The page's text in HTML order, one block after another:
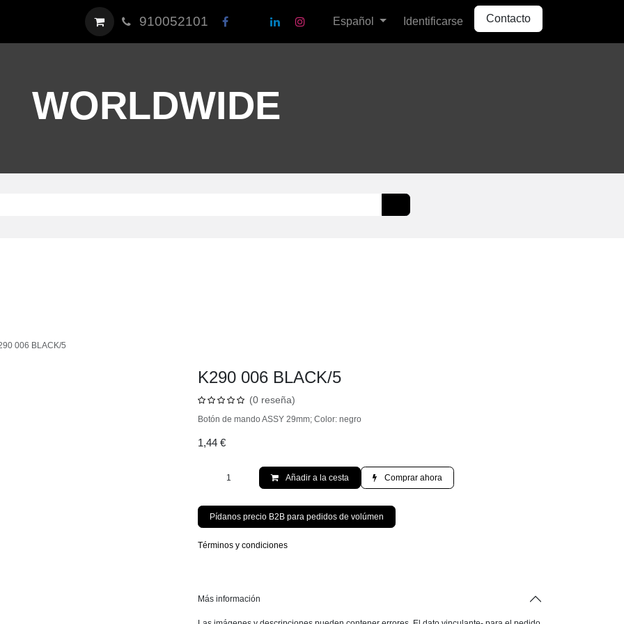
910052101 Español Identificarse Contacto
WORLDWIDE
K290 006 BLACK/5
K290 006 BLACK/5
(0 reseña)
Botón de mando ASSY 29mm; Color: negro
1,44 €
Añadir a la cesta Comprar ahora
Pídanos precio B2B para pedidos de volúmen
Términos y condiciones
Más información